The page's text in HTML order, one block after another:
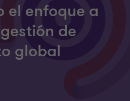
el enfoque a
de
global